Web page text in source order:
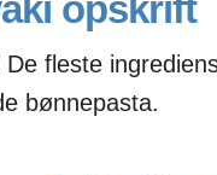
opskrift
fleste
bønnepasta.